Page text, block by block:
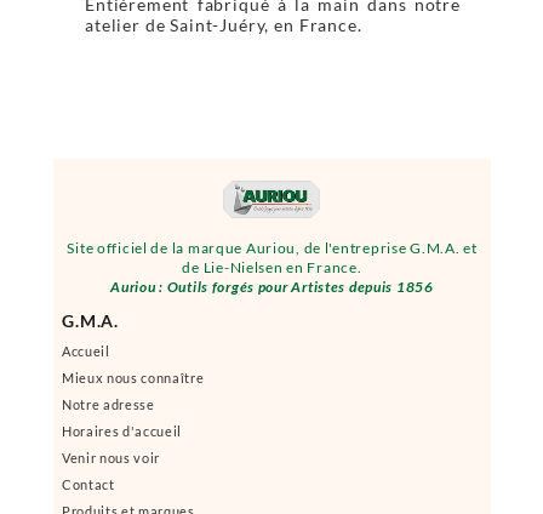
Site officiel de la marque Auriou, de l'entreprise G.M.A. et
de Lie-Nielsen en France.
Auriou : Outils forgés pour Artistes depuis 1856
G.M.A.
Accueil
Mieux nous connaître
Notre adresse
Horaires d'accueil
Venir nous voir
Contact
Entièrement fabriqué à la main dans notre
atelier de Saint-Juéry, en France.